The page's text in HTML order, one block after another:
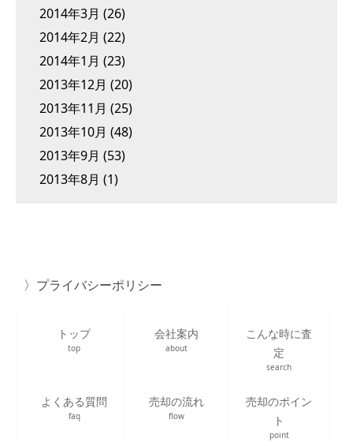
2014年3月 (26)
2014年2月 (22)
2014年1月 (23)
2013年12月 (20)
2013年11月 (25)
2013年10月 (48)
2013年9月 (53)
2013年8月 (1)
プライバシーポリシー
トップ
top
会社案内
about
こんな時に査
定
search
よくある質問
faq
売却の流れ
flow
売却のポイン
ト
point